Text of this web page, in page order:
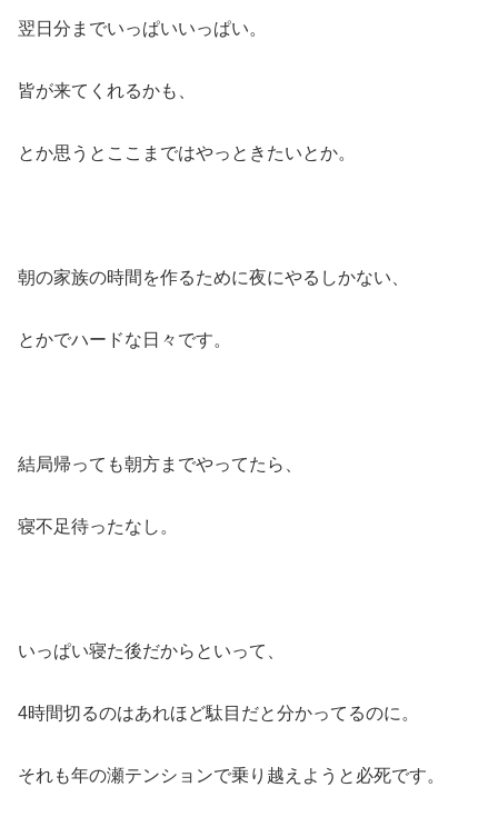
翌日分までいっぱいいっぱい。
皆が来てくれるかも、
とか思うとここまではやっときたいとか。
朝の家族の時間を作るために夜にやるしかない、
とかでハードな日々です。
結局帰っても朝方までやってたら、
寝不足待ったなし。
いっぱい寝た後だからといって、
4時間切るのはあれほど駄目だと分かってるのに。
それも年の瀬テンションで乗り越えようと必死です。